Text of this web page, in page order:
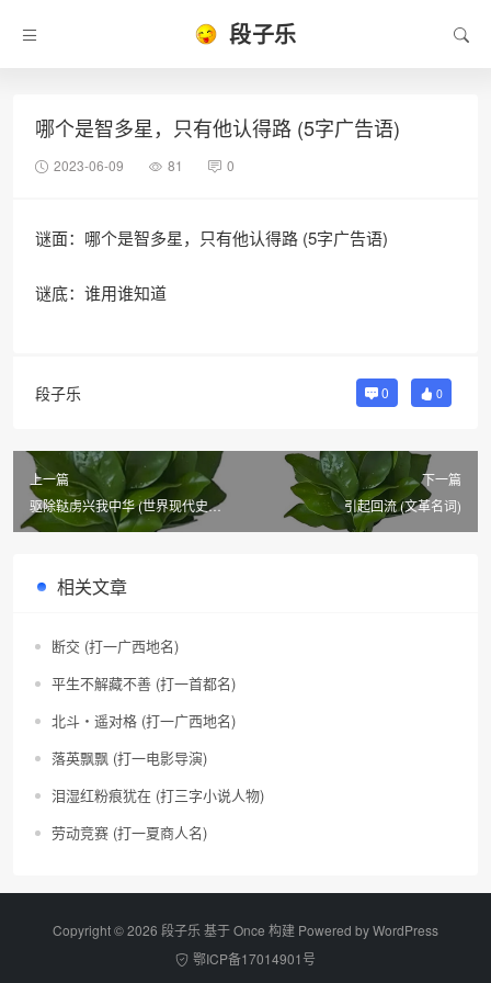
段子乐
哪个是智多星，只有他认得路 (5字广告语)
2023-06-09 81 0
谜面：哪个是智多星，只有他认得路 (5字广告语)
谜底：谁用谁知道
段子乐 0 0
上一篇
驱除鞑虏兴我中华 (世界现代史词
语)
下一篇
引起回流 (文革名词)
相关文章
断交 (打一广西地名)
平生不解藏不善 (打一首都名)
北斗・遥对格 (打一广西地名)
落英飘飘 (打一电影导演)
泪湿红粉痕犹在 (打三字小说人物)
劳动竞赛 (打一夏商人名)
Copyright © 2026 段子乐 基于 Once 构建 Powered byWordPress
鄂ICP备17014901号